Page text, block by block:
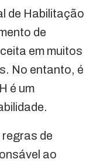
de Habilitação
de
em muitos
No entanto, é
é um
de
ao